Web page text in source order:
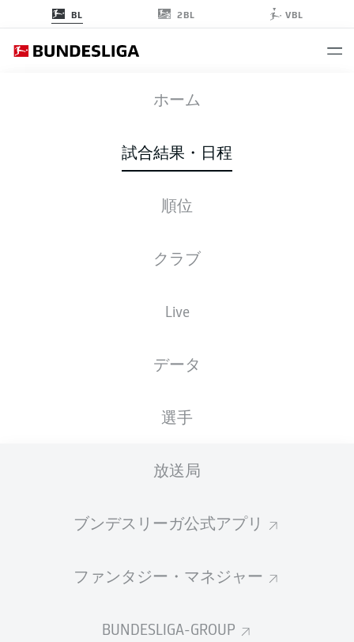
BL 2BL VBL
ホーム
試合結果・日程
順位
クラブ
Live
データ
選手
放送局
ブンデスリーガ公式アプリ
ファンタジー・マネジャー
BUNDESLIGA-GROUP
FCB B04
スターティングメンバー
火, 12.01.2027 - 木, 14.01.2027
広告
Welcome along and thanks for joining us for build-up